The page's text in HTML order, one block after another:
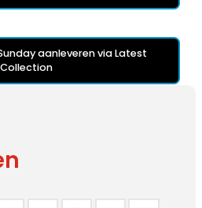
aanleveren via Latest
Collection